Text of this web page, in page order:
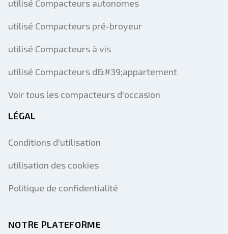
utilisé Compacteurs autonomes
utilisé Compacteurs pré-broyeur
utilisé Compacteurs à vis
utilisé Compacteurs d&#39;appartement
Voir tous les compacteurs d'occasion
LÉGAL
Conditions d'utilisation
utilisation des cookies
Politique de confidentialité
NOTRE PLATEFORME